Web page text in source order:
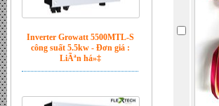
Inverter Growatt 5500MTL-S
công suất 5.5kw - Đơn giá :
LiÃªn há»‡